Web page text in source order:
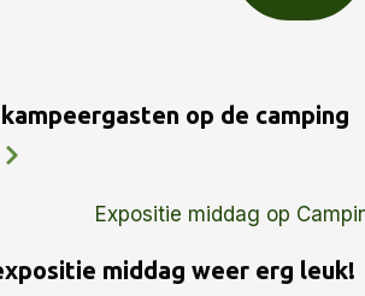
op de camping
middag weer erg leuk!